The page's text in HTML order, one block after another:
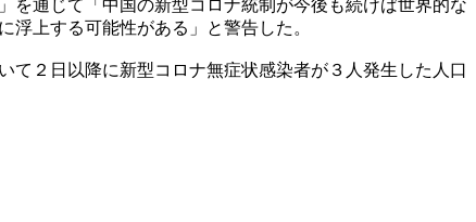
を通じて「中国の新型コロナ統制が今後も続けば世界的な
上する可能性がある」と警告した。
２日以降に新型コロナ無症状感染者が３人発生した人口